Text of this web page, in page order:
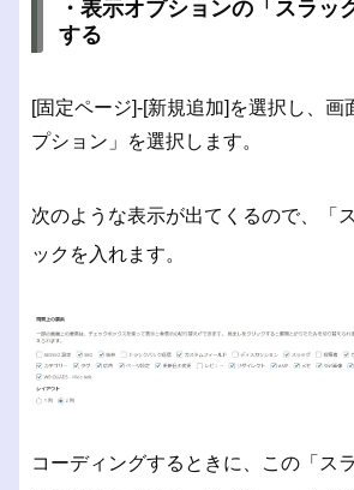
・表示オプションの「スラッ
する
[固定ページ]‐[新規追加]を選択し、画
プション」を選択します。
次のような表示が出てくるので、「
ックを入れます。
コーディングするときに、この「ス